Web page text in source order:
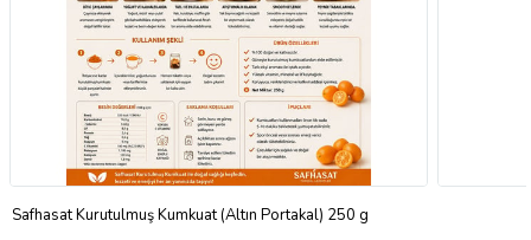
Safhasat Kurutulmuş Kumkuat (Altın Portakal) 250 g